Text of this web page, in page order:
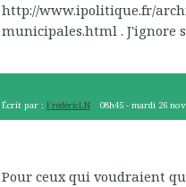
http://www.ipolitique.fr/
municipales.html . J'ignore
Écrit par : FrédéricLN 08h45 -mardi 26
Pour ceux qui voudraient